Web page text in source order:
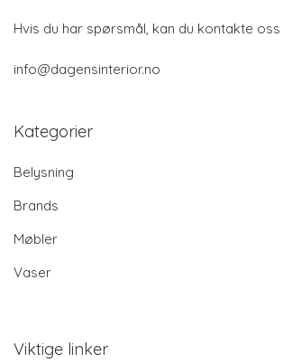
Hvis du har spørsmål, kan du kontakte
info@dagensinterior.no
Kategorier
Belysning
Brands
Møbler
Vaser
Viktige linker